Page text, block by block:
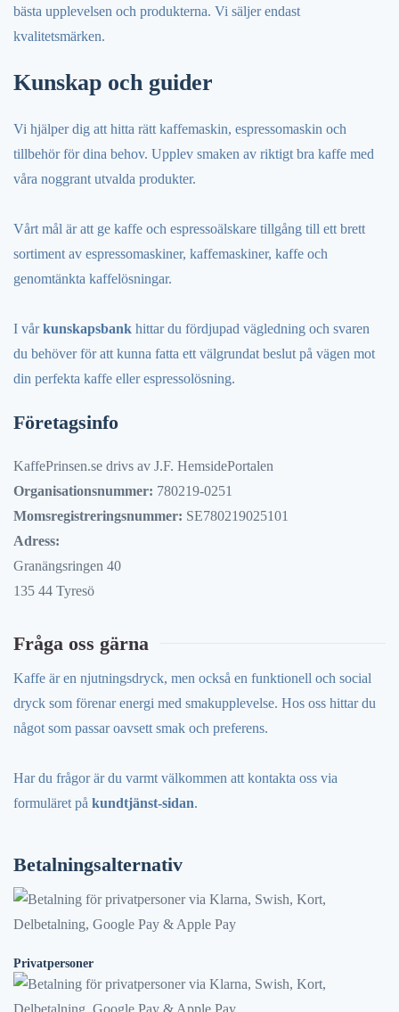
bästa upplevelsen och produkterna. Vi säljer endast
kvalitetsmärken.
Kunskap och guider
Vi hjälper dig att hitta rätt kaffemaskin, espressomaskin och
tillbehör för dina behov. Upplev smaken av riktigt bra kaffe med
våra noggrant utvalda produkter.
Vårt mål är att ge kaffe och espressoälskare tillgång till ett brett
sortiment av espressomaskiner, kaffemaskiner, kaffe och
genomtänkta kaffelösningar.
I vårkunskapsbank hittar du fördjupad vägledning och svaren
du behöver för att kunna fatta ett välgrundat beslut på vägen mot
din perfekta kaffe eller espressolösning.
Företagsinfo
KaffePrinsen.se drivs av J.F. HemsidePortalen
Organisationsnummer: 780219-0251
Momsregistreringsnummer: SE780219025101
Adress:
Granängsringen 40
135 44 Tyresö
Fråga oss gärna
Kaffe är en njutningsdryck, men också en funktionell och social
dryck som förenar energi med smakupplevelse. Hos oss hittar du
något som passar oavsett smak och preferens.
Har du frågor är du varmt välkommen att kontakta oss via
formuläret på kundtjänst-sidan.
Betalningsalternativ
Privatpersoner